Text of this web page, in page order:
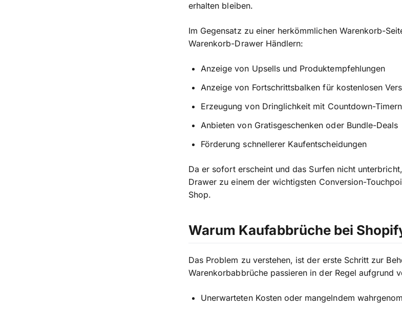
erhalten bleiben.
Im Gegensatz zu einer herkömmlichen Warenkorb-
Warenkorb-Drawer Händlern:
Anzeige von Upsells und Produktempfehlungen
Anzeige von Fortschrittsbalken für kostenlosen
Erzeugung von Dringlichkeit mit Countdown-Timern
Anbieten von Gratisgeschenken oder Bundle-Deals
Förderung schnellerer Kaufentscheidungen
Da er sofort erscheint und das Surfen nicht
Drawer zu einem der wichtigsten Conversion-
Shop.
Warum Kaufabbrüche bei
Das Problem zu verstehen, ist der erste Schritt zur
Warenkorbabbrüche passieren in der Regel aufgrund
Unerwarteten Kosten oder mangelndem